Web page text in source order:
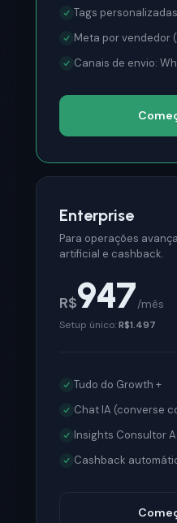
Tags personalizadas
Meta por vendedor
Canais de envio:
Enterprise
Para operações
artificial e cashback.
R$947/mês
Setup único:R$1.497
Tudo do Growth +
Chat IA (converse
Insights Consultor
Cashback